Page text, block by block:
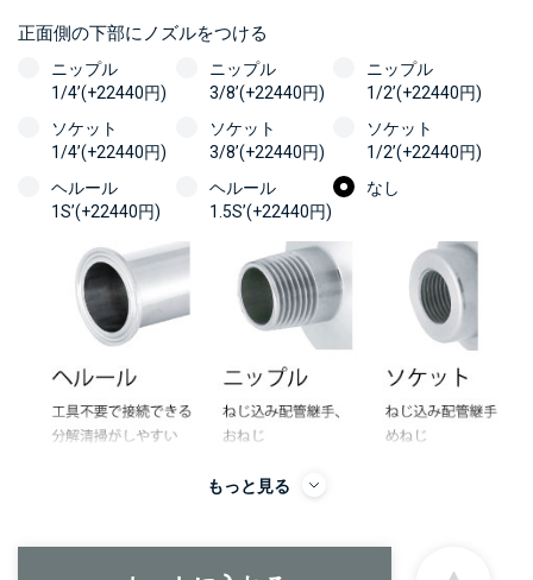
正面側の下部にノズルをつける
ニップル
1/4’(+22440円)
ニップル
3/8’(+22440円)
ニップル
1/2’(+22440円)
ソケット
1/4’(+22440円)
ソケット
3/8’(+22440円)
ソケット
1/2’(+22440円)
ヘルール
1S’(+22440円)
ヘルール
1.5S’(+22440円)
なし
もっと見る